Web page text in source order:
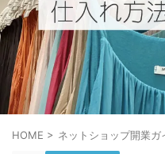
予約管理システム
ペライチ キャッシュレ
POSレジ スマレジ
楽天ペイ stera pack
HOME > ネットショップ開業ガ